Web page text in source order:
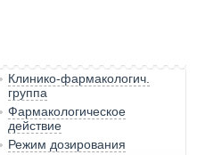
Клинико-фармакологич.
группа
Фармакологическое
действие
Режим дозирования